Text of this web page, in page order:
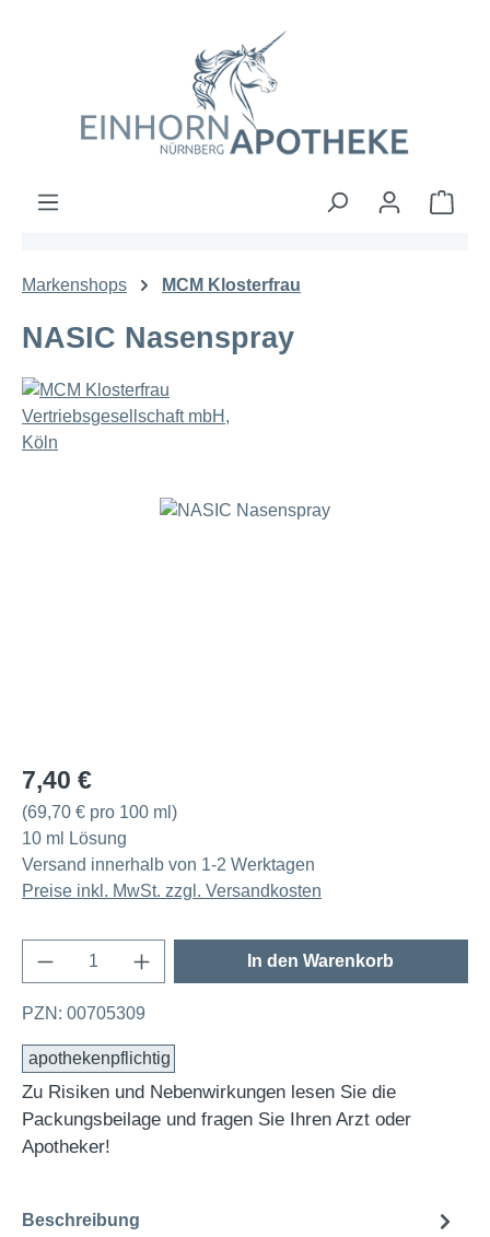
Markenshops MCM Klosterfrau
NASIC Nasenspray
Bildergalerie überspringen
Regulärer Preis:
7,40 €
(69,70 € pro 100 ml)
10 ml Lösung
Versand innerhalb von 1-2 Werktagen
Preise inkl. MwSt. zzgl. Versandkosten
Produkt Anzahl: Gib den gewünschten
In den Warenkorb
PZN: 00705309
apothekenpflichtig
Zu Risiken und Nebenwirkungen lesen Sie die
Packungsbeilage und fragen Sie Ihren Arzt oder
Apotheker!
Beschreibung